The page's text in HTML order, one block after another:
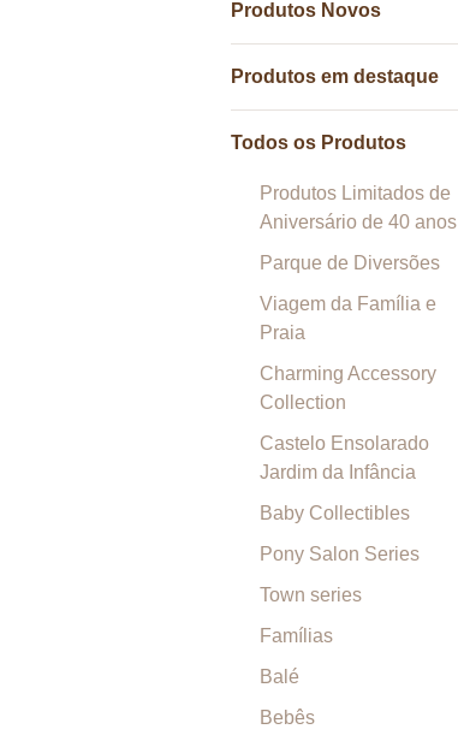
Produtos Novos
Produtos em destaque
Todos os Produtos
Produtos Limitados de
Aniversário de 40 anos
Parque de Diversões
Viagem da Família e
Praia
Charming Accessory
Collection
Castelo Ensolarado
Jardim da Infância
Baby Collectibles
Pony Salon Series
Town series
Famílias
Balé
Bebês